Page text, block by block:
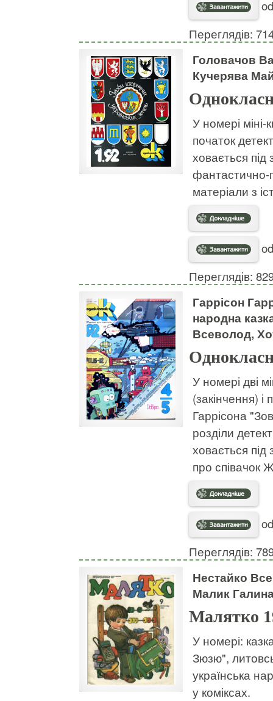
Переглядів:
Головачов
Кучерява
У номері
початок
ховається
фантастично-
матеріали з
Переглядів:
Гаррісон
народна
Всеволод,
У номері дві
(закінчення)
Гаррісона
розділи
ховається під
про співачок
Переглядів:
Нестайко
Малик
Малятко
У номері:
Зюзю",
українська
у коміксах.